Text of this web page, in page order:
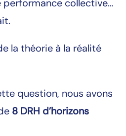
collective…
la théorie à la réalité
question, nous avons
8 DRH d’horizons